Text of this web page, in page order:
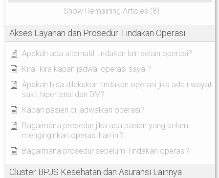
Show Remaining Articles (8)
Akses Layanan dan Prosedur Tindakan Operasi
Apakah ada alternatif tindakan lain selain operasi?
Kira -kira kapan jadwal operasi saya ?
Apakah bisa dilakukan tindakan operasi jika ada riwayat
sakit hipertensi dan DM?
Kapan pasien di jadwalkan operasi?
Bagaimana prosedur jika ada pasien yang belum
menginginkan operasi hari ini?
Bagaimana prosedur sebelum Tindakan operasi?
Cluster BPJS Kesehatan dan Asuransi Lainnya